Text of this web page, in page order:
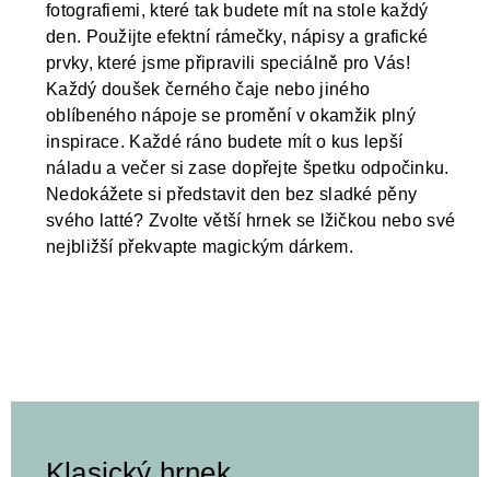
fotografiemi, které tak budete mít na stole každý
den. Použijte efektní rámečky, nápisy a grafické
prvky, které jsme připravili speciálně pro Vás!
Každý doušek černého čaje nebo jiného
oblíbeného nápoje se promění v okamžik plný
inspirace. Každé ráno budete mít o kus lepší
náladu a večer si zase dopřejte špetku odpočinku.
Nedokážete si představit den bez sladké pěny
svého latté? Zvolte větší hrnek se lžičkou nebo své
nejbližší překvapte magickým dárkem.